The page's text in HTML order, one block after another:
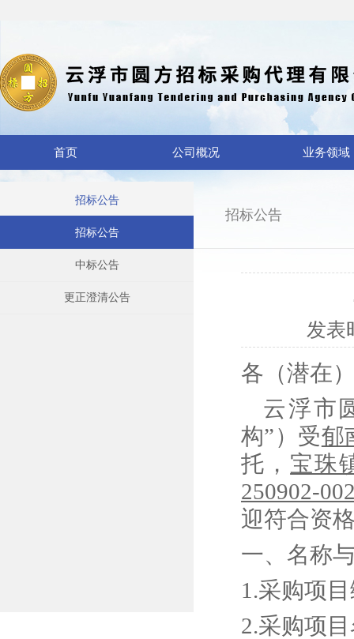
首页 公司概况 业务领域
招标公告
招标公告
中标公告
更正澄清公告
招标公告
发表
各（潜在
云浮市
构”）受郁
托， 宝珠
250902-
迎符合资
一、名称
1.采购项
2.采购项